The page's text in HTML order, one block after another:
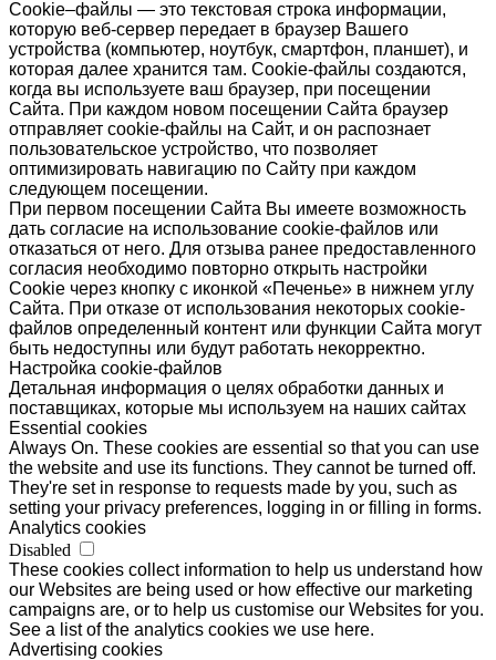
Cookie–файлы — это текстовая строка информации,
которую веб-сервер передает в браузер Вашего
устройства (компьютер, ноутбук, смартфон, планшет), и
которая далее хранится там. Cookie-файлы создаются,
когда вы используете ваш браузер, при посещении
Сайта. При каждом новом посещении Сайта браузер
отправляет cookie-файлы на Сайт, и он распознает
пользовательское устройство, что позволяет
оптимизировать навигацию по Сайту при каждом
следующем посещении.
При первом посещении Сайта Вы имеете возможность
дать согласие на использование cookie-файлов или
отказаться от него. Для отзыва ранее предоставленного
согласия необходимо повторно открыть настройки
Cookie через кнопку с иконкой «Печенье» в нижнем углу
Сайта. При отказе от использования некоторых cookie-
файлов определенный контент или функции Сайта могут
быть недоступны или будут работать некорректно.
Настройка cookie-файлов
Детальная информация о целях обработки данных и
поставщиках, которые мы используем на наших сайтах
Essential cookies
Always On. These cookies are essential so that you can use
the website and use its functions. They cannot be turned off.
They're set in response to requests made by you, such as
setting your privacy preferences, logging in or filling in forms.
Analytics cookies
Disabled
These cookies collect information to help us understand how
our Websites are being used or how effective our marketing
campaigns are, or to help us customise our Websites for you.
See a list of the analytics cookies we use here.
Advertising cookies